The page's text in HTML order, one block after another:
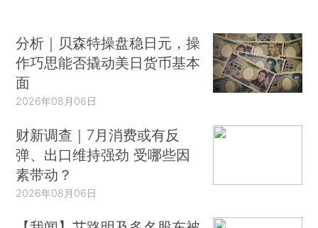
分析｜贝森特操盘稳日元，操
作巧思能否撬动美日货币基本
面
2026年08月06日
财新调查｜7月消费或有反
弹、出口维持强劲 受哪些因
素带动？
2026年08月06日